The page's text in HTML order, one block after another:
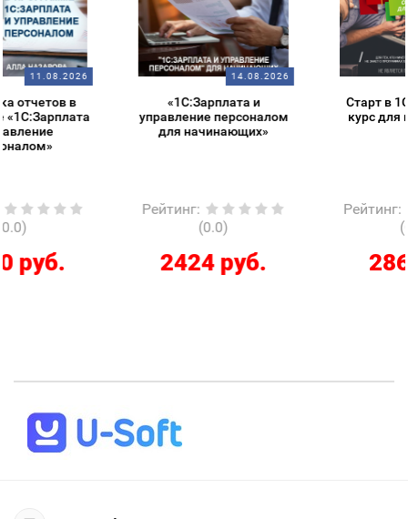
14.08.2026
«1С:Зарплата и
управление персоналом
для начинающих»
Рейтинг
2424 руб.
14.08.2026
Старт в 1С – обзорный
курс для начинающих
Рейтинг
286 руб.